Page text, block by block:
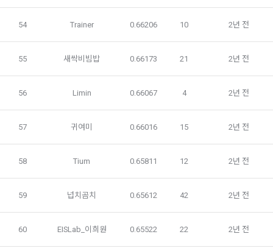
지해야 한다.
없는 한 연중무휴, 1년 24시간 서비스하는 것을 원칙으로 한다.
제 8 조 (회원 정보 노출)
1. “회사”는 “인재회원”이 ‘데이콘 인재풀’에 등록 시 제공한 개인
정보는 별도의 가공이나 수정 없이 “기업회원”(채용 의뢰 기업)
했을 경우, “기업회원”의 개인정보 열람에 동의한 것으로 간주하
며 "회사"는 이들 “기업회원”에게 무료/유료로 이력서 열람 서비
스를 제공할 수 있다.
3. "회사"는 안정적인 서비스를 제공하기 위해 테스트 및 모니터
분석, 서비스 방문 및 이용기록의 분석, 개인정보 및 관심에 기반
한 이용자간 관계의 형성, 지인 및 관심사 등에 기반한 맞춤형 서
비스 제공 등 신규 서비스 요소의 발굴 및 기존 서비스 개선 등
주는 행위에 대한 방지 및 제재, 계정도용 및 부정거래 방지, 약
관 개정 등의 고지사항 전달, 분쟁조정을 위한 기록 보존, 민원처
리 등 이용자 보호 및 서비스 운영을 위하여 개인정보를 이용합
54 Trainer 0.66206 10 2년 전
55 새싹비빔밥 0.66173 21 2년 전
56 Limin 0.66067 4 2년 전
57 귀여미 0.66016 15 2년 전
58 Tium 0.65811 12 2년 전
59 넙치곰치 0.65612 42 2년 전
60 EISLab_이희원 0.65522 22 2년 전